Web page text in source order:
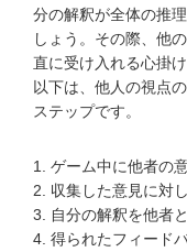
分の解釈が全体の推
しょう。その際、他
直に受け入れる心掛け
以下は、他人の視点
ステップです。
ゲーム中に他者の
収集した意見に対
自分の解釈を他者
得られたフィード